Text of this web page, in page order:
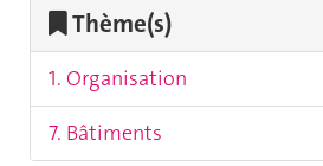
Thème(s)
1. Organisation
7. Bâtiments